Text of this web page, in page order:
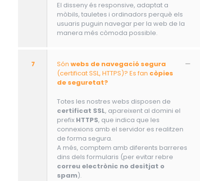
El disseny és responsive, adaptat a
mòbils, tauletes i ordinadors perquè els
usuaris puguin navegar per la web de la
manera més còmoda possible.
7 Són webs de navegació segura
(certificat SSL, HTTPS)? Es fan còpies
de seguretat?
Totes les nostres webs disposen de
certificat SSL, apareixent al domini el
prefix HTTPS, que indica que les
connexions amb el servidor es realitzen
de forma segura.
A més, comptem amb diferents barreres
dins dels formularis (per evitar rebre
correu electrònic no desitjat o
spam).